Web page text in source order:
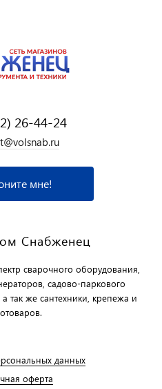
26-44-24
мне!
Снабженец
сварочного оборудования,
садово-паркового
так же сантехники, крепежа и
данных
оферта